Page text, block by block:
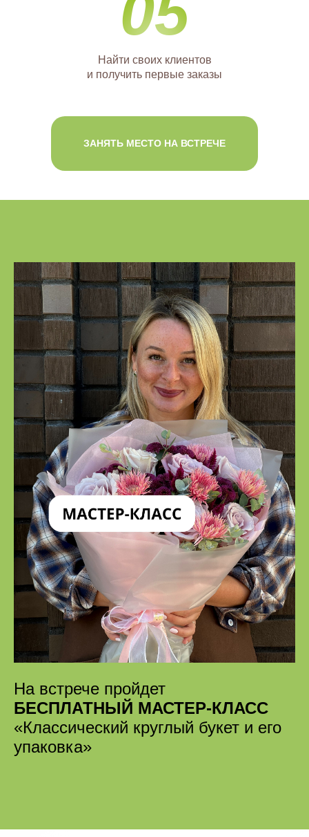
Найти своих клиентов
и получить первые заказы
ЗАНЯТЬ МЕСТО НА ВСТРЕЧЕ
На встрече пройдет
БЕСПЛАТНЫЙ МАСТЕР-КЛАСС
«Классический круглый букет и его
упаковка»